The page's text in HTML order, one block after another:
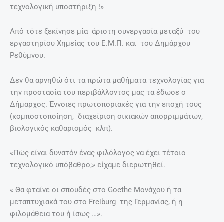
τεχνολογική υποστήριξη !»
Από τότε ξεκίνησε μία άριστη συνεργασία μεταξύ του
εργαστηρίου Χημείας του Ε.Μ.Π. και του Δημάρχου
Ρεθύμνου.
Δεν θα αρνηθώ ότι τα πρώτα μαθήματα τεχνολογίας για
την προστασία του περιβάλλοντος μας τα έδωσε ο
Δήμαρχος. Έννοιες πρωτοποριακές για την εποχή τους
(κομποστοποίηση, διαχείριση οικιακών απορριμμάτων,
βιολογικός καθαρισμός κλπ).
«Πώς είναι δυνατόν ένας φιλόλογος να έχει τέτοιο
τεχνολογικό υπόβαθρο;» είχαμε διερωτηθεί.
« Θα φταίνε οι σπουδές στο Goethe Μονάχου ή τα
μεταπτυχιακά του στο Freiburg της Γερμανίας, ή η
φιλομάθεια του ή ίσως …».